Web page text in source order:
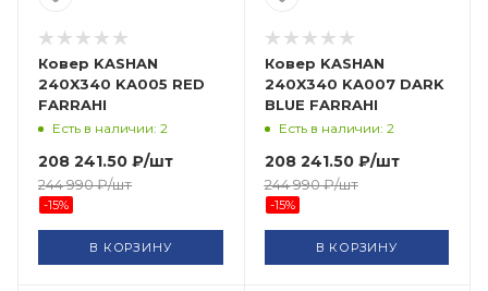
Ковер KASHAN
240X340 KA005 RED
FARRAHI
Есть в наличии: 2
208 241.50 ₽/шт
244 990₽/шт
-15%
В КОРЗИНУ
Ковер KASHAN
240X340 KA007 DARK
BLUE FARRAHI
Есть в наличии: 2
208 241.50₽/шт
244 990₽/шт
-15%
В КОРЗИНУ